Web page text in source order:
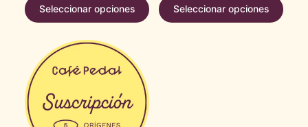
Seleccionar opciones
producto
tiene
múltiples
variantes.
Las
Seleccionar opciones